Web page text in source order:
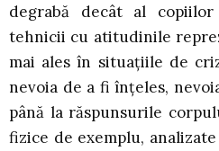
degrabă decât al
tehnicii cu atitudinile
mai ales în situațiile de
nevoia de a fi înțeles,
până la răspunsurile
fizice de exemplu,